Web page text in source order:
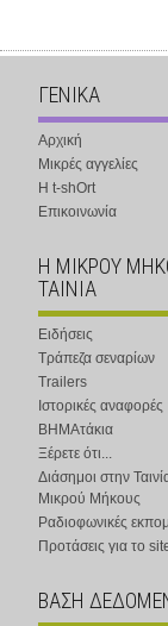
ΓΕΝΙΚΑ
Αρχική
Μικρές αγγελίες
Η t-shOrt
Επικοινωνία
Η ΜΙΚΡΟΥ
ΤΑΙΝΙΑ
Ειδήσεις
Τράπεζα σεναρίων
Trailers
Ιστορικές αναφορές
ΒΗΜΑτάκια
Ξέρετε ότι...
Διάσημοι στην
Μικρού Μήκους
Ραδιοφωνικές
Προτάσεις για το
ΒΑΣΗ